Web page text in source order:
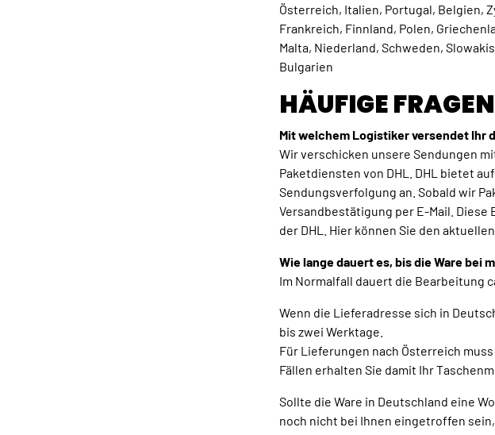
Österreich, Italien, Portugal, Belgien,
Frankreich, Finnland, Polen,
Malta, Niederland, Schweden,
Bulgarien
HÄUFIGE FRAGEN
Mit welchem Logistiker versendet Ihr
Wir verschicken unsere Sendungen
Paketdiensten von DHL. DHL bietet
Sendungsverfolgung an. Sobald wir
Versandbestätigung per E-Mail.
der DHL. Hier können Sie den
Wie lange dauert es, bis die Ware bei
Im Normalfall dauert die Bearbeitung
Wenn die Lieferadresse sich in
bis zwei Werktage.
Für Lieferungen nach Österreich
Fällen erhalten Sie damit Ihr
Sollte die Ware in Deutschland eine
noch nicht bei Ihnen eingetroffen